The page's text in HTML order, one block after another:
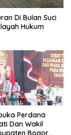
Di Bulan Suci
Hukum
Perdana
Dan Wakil
Bogor